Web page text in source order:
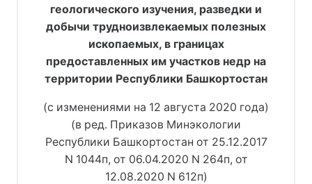
геологического изучения, разведки и
добычи трудноизвлекаемых полезных
ископаемых, в границах
предоставленных им участков недр на
территории Республики Башкортостан
(с изменениями на 12 августа 2020 года)
(в ред. Приказов Минэкологии
Республики Башкортостан от 25.12.2017
N 1044п, от 06.04.2020 N 264п, от
12.08.2020 N 612п)